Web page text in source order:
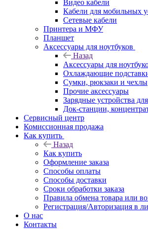
Видео кабели
Кабели для мобильных
Сетевые кабели
Принтера и МФУ
Планшет
Аксессуары для ноутбуков
Назад
Аксессуары для
Охлаждающие
Сумки, рюкзаки и чехлы
Прочие аксессуары
Зарядные устройства
Док-станции,
Сервисный центр
Комиссионная продажа
Как купить
Назад
Как купить
Оформление заказа
Способы оплаты
Способы доставки
Сроки обработки заказа
Правила обмена товара или
Регистрация/Авторизация в
О нас
Контакты